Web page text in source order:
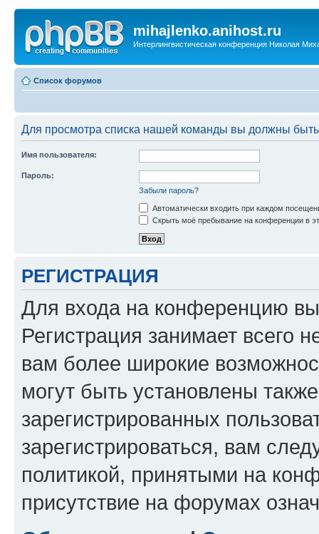
mihajlenko.anihost.ru
Интерлингвистическая конференция Николая
Список форумов
Для просмотра списка нашей команды вы должны
Имя пользователя:
Пароль:
Забыли пароль?
Автоматически входить при каждом
Скрыть моё пребывание на конференции в
РЕГИСТРАЦИЯ
Для входа на конференцию
Регистрация занимает всего
вам более широкие
могут быть установлены
зарегистрированных
зарегистрироваться, вам
политикой, принятыми на
присутствие на форумах